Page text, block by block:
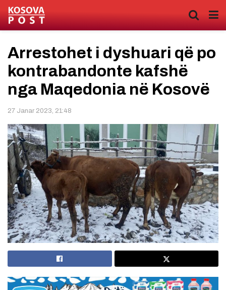
Arrestohet i dyshuari që po
kontrabandonte kafshë
nga Maqedonia në Kosovë
27 Janar 2023, 21:48